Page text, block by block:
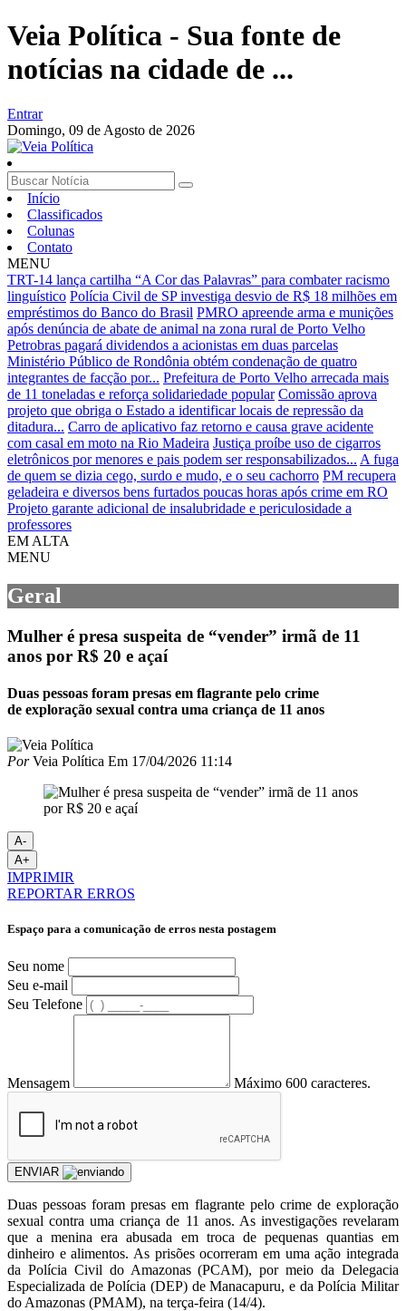
Veia Política - Sua fonte de
notícias na cidade de ...
Entrar
Domingo, 09 de Agosto de 2026
Início
Classificados
Colunas
Contato
MENU
TRT-14 lança cartilha “A Cor das Palavras” para combater racismo
linguístico Polícia Civil de SP investiga desvio de R$ 18 milhões em
empréstimos do Banco do Brasil PMRO apreende arma e munições
após denúncia de abate de animal na zona rural de Porto Velho
Petrobras pagará dividendos a acionistas em duas parcelas
Ministério Público de Rondônia obtém condenação de quatro
integrantes de facção por... Prefeitura de Porto Velho arrecada mais
de 11 toneladas e reforça solidariedade popular Comissão aprova
projeto que obriga o Estado a identificar locais de repressão da
ditadura... Carro de aplicativo faz retorno e causa grave acidente
com casal em moto na Rio Madeira Justiça proíbe uso de cigarros
eletrônicos por menores e pais podem ser responsabilizados... A fuga
de quem se dizia cego, surdo e mudo, e o seu cachorro PM recupera
geladeira e diversos bens furtados poucas horas após crime em RO
Projeto garante adicional de insalubridade e periculosidade a
professores
EM ALTA
MENU
Geral
Mulher é presa suspeita de “vender” irmã de 11
anos por R$ 20 e açaí
Duas pessoas foram presas em flagrante pelo crime
de exploração sexual contra uma criança de 11 anos
PorVeia Política Em 17/04/2026 11:14
A-
A+
IMPRIMIR
REPORTAR ERROS
Espaço para a comunicação de erros nesta postagem
Seu nome
Seu e-mail
Seu Telefone
Mensagem Máximo 600 caracteres.
ENVIAR
Duas pessoas foram presas em flagrante pelo crime de exploração
sexual contra uma criança de 11 anos. As investigações revelaram
que a menina era abusada em troca de pequenas quantias em
dinheiro e alimentos. As prisões ocorreram em uma ação integrada
da Polícia Civil do Amazonas (PCAM), por meio da Delegacia
Especializada de Polícia (DEP) de Manacapuru, e da Polícia Militar
do Amazonas (PMAM), na terça-feira (14/4).